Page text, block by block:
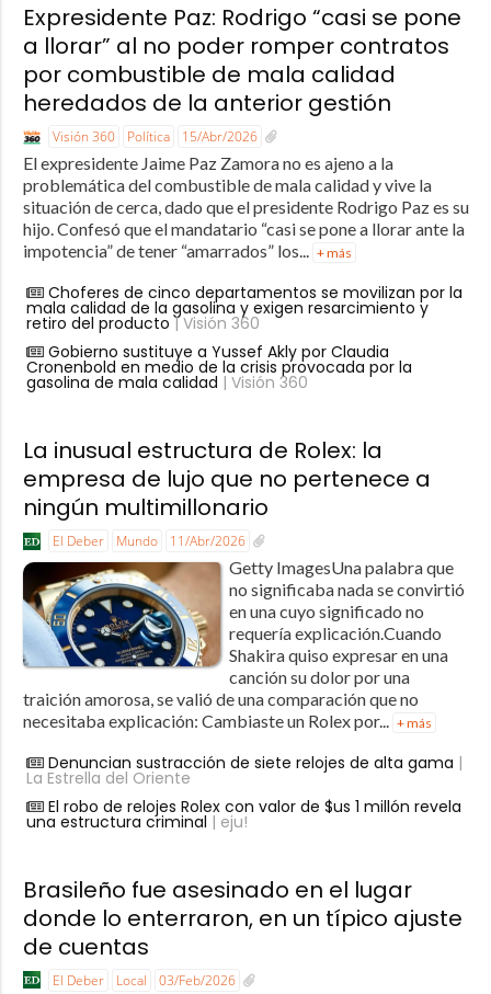
Expresidente Paz: Rodrigo “casi se pone
a llorar” al no poder romper contratos
por combustible de mala calidad
heredados de la anterior gestión
Visión 360 Política 15/Abr/2026
El expresidente Jaime Paz Zamora no es ajeno a la
problemática del combustible de mala calidad y vive la
situación de cerca, dado que el presidente Rodrigo Paz es su
hijo. Confesó que el mandatario “casi se pone a llorar ante la
impotencia” de tener “amarrados” los...
+ más
Choferes de cinco departamentos se movilizan por la
mala calidad de la gasolina y exigen resarcimiento y
retiro del producto | Visión 360
Gobierno sustituye a Yussef Akly por Claudia
Cronenbold en medio de la crisis provocada por la
gasolina de mala calidad | Visión 360
La inusual estructura de Rolex: la
empresa de lujo que no pertenece a
ningún multimillonario
El Deber Mundo 11/Abr/2026
Getty ImagesUna palabra que
no significaba nada se convirtió
en una cuyo significado no
requería explicación.Cuando
Shakira quiso expresar en una
canción su dolor por una
traición amorosa, se valió de una comparación que no
necesitaba explicación: Cambiaste un Rolex por...
+ más
Denuncian sustracción de siete relojes de alta gama |
La Estrella del Oriente
El robo de relojes Rolex con valor de $us 1 millón revela
una estructura criminal | eju!
Brasileño fue asesinado en el lugar
donde lo enterraron, en un típico ajuste
de cuentas
El Deber Local 03/Feb/2026